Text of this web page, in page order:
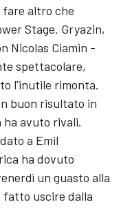
altro che
Stage. Gryazin,
Nicolas Ciamin -
spettacolare,
l'inutile rimonta.
buon risultato in
ha avuto rivali.
a Emil
ha dovuto
un guasto alla
fatto uscire dalla